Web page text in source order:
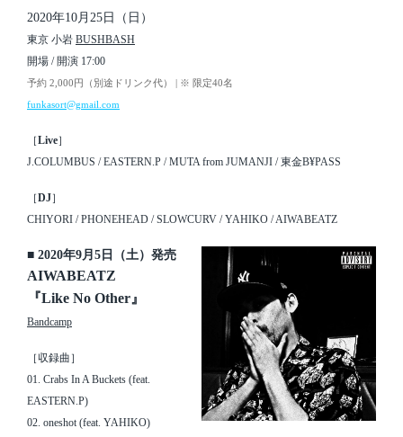
2020年10月25日（日）
東京 小岩 BUSHBASH
開場 / 開演 17:00
予約 2,000円（別途ドリンク代） | ※ 限定40名
funkasort@gmail.com
［Live］
J.COLUMBUS / EASTERN.P / MUTA from JUMANJI / 東金B¥PASS
［DJ］
CHIYORI / PHONEHEAD / SLOWCURV / YAHIKO / AIWABEATZ
■ 2020年9月5日（土）発売
AIWABEATZ
『Like No Other』
Bandcamp
［収録曲］
01. Crabs In A Buckets (feat.
EASTERN.P)
02. oneshot (feat. YAHIKO)